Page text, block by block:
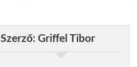
Szerző: Griffel Tibor